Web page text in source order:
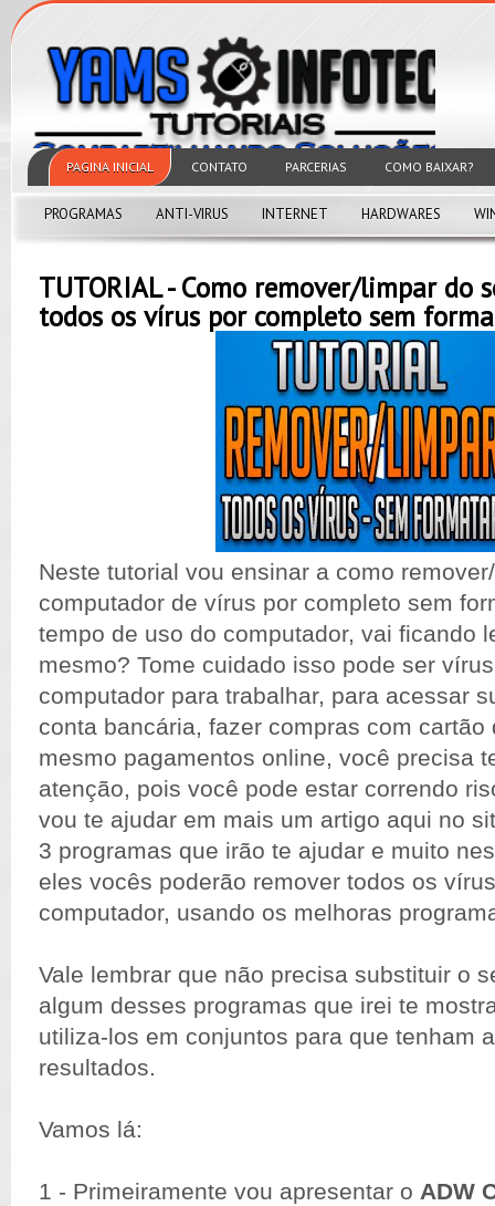
PAGINA INICIAL CONTATO PARCERIAS COMO BAIXAR?
PROGRAMAS ANTI-VIRUS INTERNET HARDWARES
TUTORIAL - Como remover/limpar do
todos os vírus por completo sem
Neste tutorial vou ensinar a como
computador de vírus por completo sem
tempo de uso do computador, vai ficando
mesmo? Tome cuidado isso pode ser
computador para trabalhar, para acessar
conta bancária, fazer compras com cartão
mesmo pagamentos online, você precisa
atenção, pois você pode estar correndo
vou te ajudar em mais um artigo aqui no
3 programas que irão te ajudar e muito
eles vocês poderão remover todos os
computador, usando os melhoras
Vale lembrar que não precisa substituir o
algum desses programas que irei te
utiliza-los em conjuntos para que tenham
resultados.
Vamos lá:
1 - Primeiramente vou apresentar o ADW